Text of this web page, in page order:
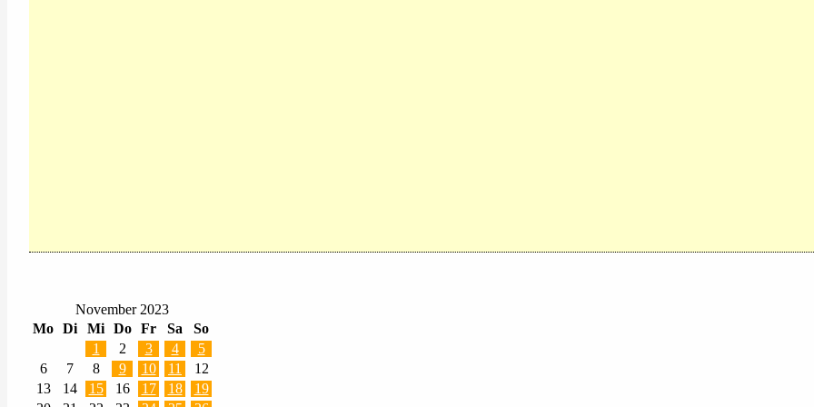
November 2023
Mo Di Mi Do Fr Sa
So
1
2 3 4
5
6
7 8 9 10 11
12
13
14 15 16 17 18
19